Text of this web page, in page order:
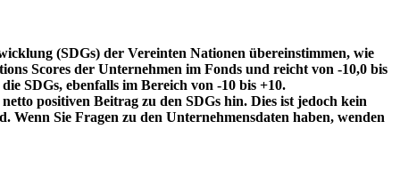
(SDGs) der Vereinten Nationen übereinstimmen, wie
Scores der Unternehmen im Fonds und reicht von -10,0 bis
SDGs, ebenfalls im Bereich von -10 bis +10.
positiven Beitrag zu den SDGs hin. Dies ist jedoch kein
Sie Fragen zu den Unternehmensdaten haben, wenden